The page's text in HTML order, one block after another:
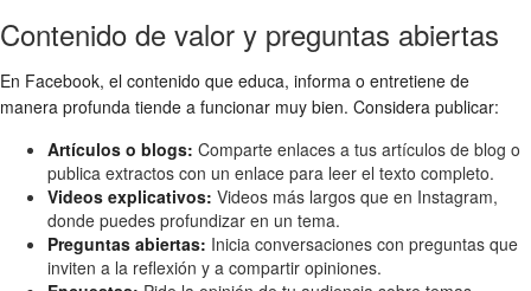
Contenido de valor y preguntas abiertas
En Facebook, el contenido que educa, informa o entretiene de
manera profunda tiende a funcionar muy bien. Considera publicar:
Artículos o blogs: Comparte enlaces a tus artículos de blog o
publica extractos con un enlace para leer el texto completo.
Videos explicativos: Videos más largos que en Instagram,
donde puedes profundizar en un tema.
Preguntas abiertas: Inicia conversaciones con preguntas que
inviten a la reflexión y a compartir opiniones.